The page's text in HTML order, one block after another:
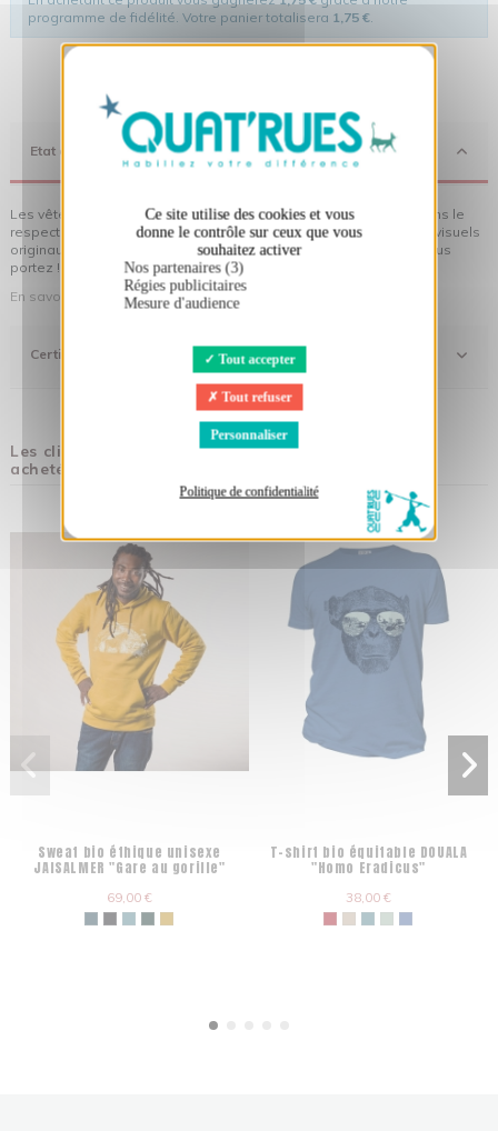
Ce site utilise des cookies et vous
donne le contrôle sur ceux que vous
souhaitez activer
Nos partenaires (3)
Régies publicitaires
Mesure d'audience
Tout accepter
Tout refuser
Personnaliser
Politique de confidentialité
programme de fidélité. Votre panier totalisera 1,75 €
Etat d'Esprit
Les vêtements Quat'rues sont en coton biologique, fabriqués dans le
respect de l'homme et de son environnement... sans oublier des visuels
originaux qui donnent encore plus de sens aux vêtements que vous
portez !
En savoir plus sur notre démarche
Certifications
Les clients qui ont acheté ce produit ont également
acheté :
Sweat bio éthique unisexe
JAISALMER "Gare au gorille"
69,00 €
T-shirt bio équitable DOUALA
"Homo Eradicus"
38,00 €